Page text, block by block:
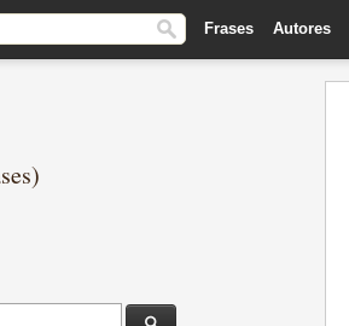
Frases Autores